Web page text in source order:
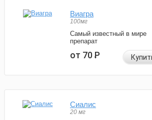
Виагра
100мг
Самый известный в мире
препарат
от 70Р
Сиалис
20 мг